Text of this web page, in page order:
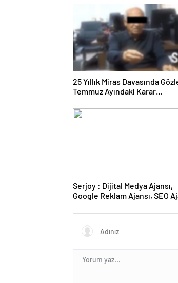
25 Yıllık Miras Davasında
Temmuz Ayındaki Karar
Serjoy : Dijital Medya Ajansı,
Google Reklam Ajansı, SEO